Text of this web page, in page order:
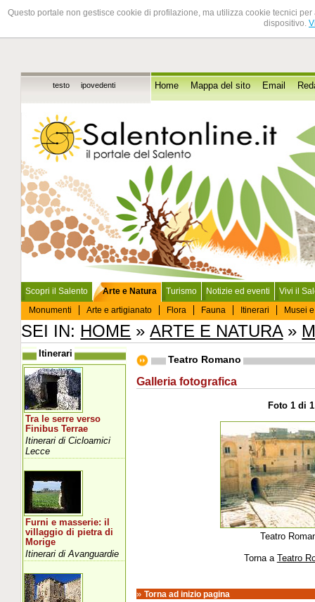
Questo portale non gestisce cookie di profilazione, ma utilizza cookie tecnici
dispositivo.
testo ipovedenti Home Mappa del sito Email
Scopri il Salento
Arte e Natura
Monumenti
Arte e artigianato Flora Fauna Itinerari Musei
Turismo Notizie ed eventi Vivi il
SEI IN: HOME »ARTE E NATURA»
Teatro Romano
Galleria fotografica
Foto 1 di 1
Teatro
Torna a Teatro
» Torna ad inizio pagina
Itinerari
Tra le serre verso
Finibus Terrae
Itinerari di Cicloamici
Lecce
Furni e masserie: il
villaggio di pietra di
Morige
Itinerari di Avanguardie